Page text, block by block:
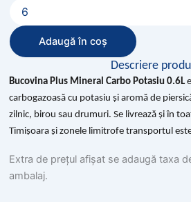
Bucovina
Plus
Mineral
Carbo
cu
aromă
de
piersică,
PET
Adaugă în coș
Descriere
Bucovina Plus Mineral Carbo Potasiu 0.6L
carbogazoasă cu potasiu și aromă de
zilnic, birou sau drumuri. Se livrează și în
Timișoara și zonele limitrofe transportul
Extra de prețul afișat se adaugă taxa
ambalaj.